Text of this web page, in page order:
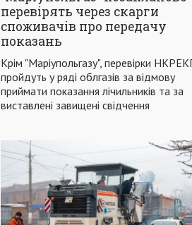
перевірять через скарги
споживачів про передачу
показань
Крім "Маріупольгазу", перевірки
пройдуть у ряді облгазів за відмову
приймати показання лічильників та за
виставлені завищені свідчення